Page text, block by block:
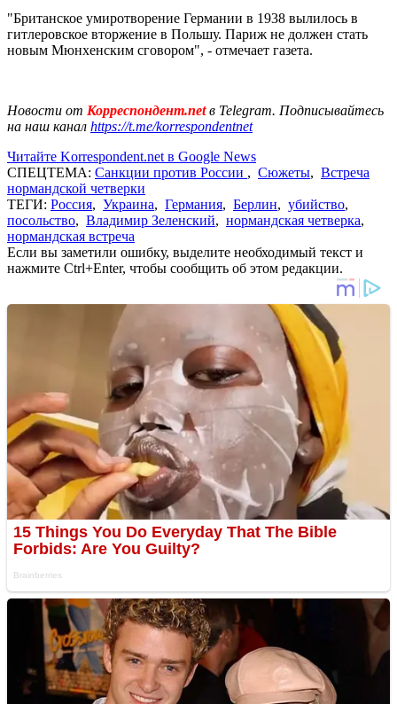
"Британское умиротворение Германии в 1938 вылилось в
гитлеровское вторжение в Польшу. Париж не должен стать
новым Мюнхенским сговором", - отмечает газета.
Новости от Корреспондент.netв Telegram. Подписывайтесь
на наш канал https://t.me/korrespondentnet
Читайте Korrespondent.net в Google News
СПЕЦТЕМА: Санкции против России , Сюжеты, Встреча
нормандской четверки
ТЕГИ: Россия, Украина, Германия, Берлин, убийство,
посольство, Владимир Зеленский, нормандская четверка,
нормандская встреча
Если вы заметили ошибку, выделите необходимый текст и
нажмите Ctrl+Enter, чтобы сообщить об этом редакции.